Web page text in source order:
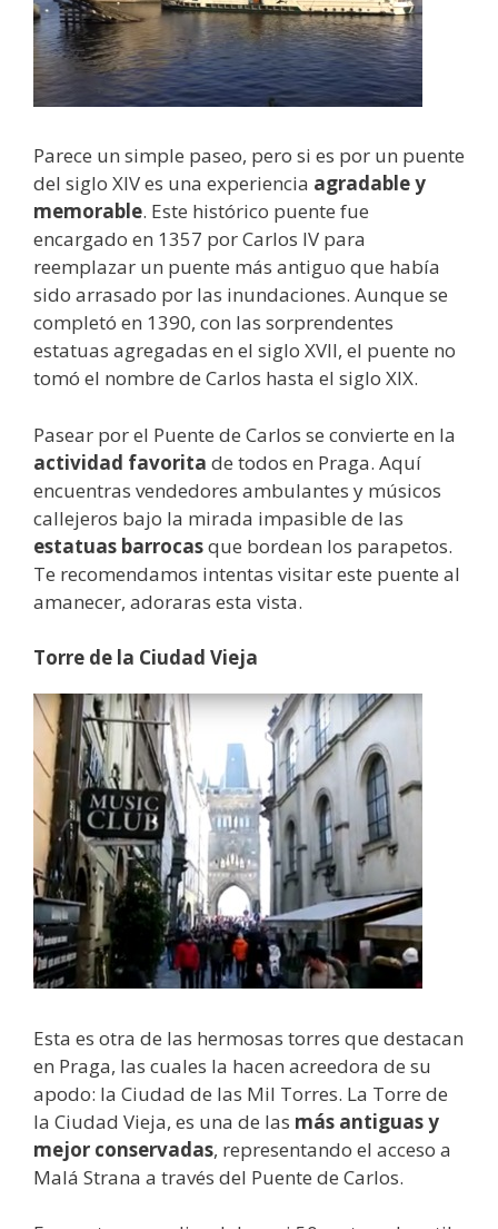
Parece un simple paseo, pero si es por un puente
del siglo XIV es una experiencia agradable y
memorable. Este histórico puente fue
encargado en 1357 por Carlos IV para
reemplazar un puente más antiguo que había
sido arrasado por las inundaciones. Aunque se
completó en 1390, con las sorprendentes
estatuas agregadas en el siglo XVII, el puente no
tomó el nombre de Carlos hasta el siglo XIX.
Pasear por el Puente de Carlos se convierte en la
actividad favorita de todos en Praga. Aquí
encuentras vendedores ambulantes y músicos
callejeros bajo la mirada impasible de las
estatuas barrocasque bordean los parapetos.
Te recomendamos intentas visitar este puente al
amanecer, adoraras esta vista.
Torre de la Ciudad Vieja
Esta es otra de las hermosas torres que destacan
en Praga, las cuales la hacen acreedora de su
apodo: la Ciudad de las Mil Torres. La Torre de
la Ciudad Vieja, es una de las más antiguas y
mejor conservadas, representando el acceso a
Malá Strana a través del Puente de Carlos.